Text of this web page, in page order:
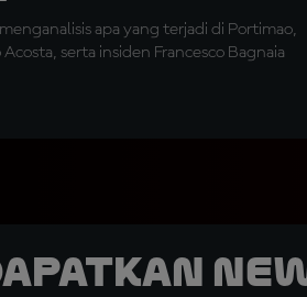
apa yang terjadi di Portimao,
serta insiden Francesco Bagnaia